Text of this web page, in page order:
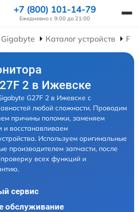
+7 (800) 101-14-79
Ежедневно с 9:00 до 21:00
Каталог устройств
2 в Ижевске
G27F 2 в Ижевске с
любой сложности. Проводим
причины поломки, заменяем
и восстанавливаем
Используем оригинальные
производителем запчасти, после
всех функций и
сервис
обслуживание